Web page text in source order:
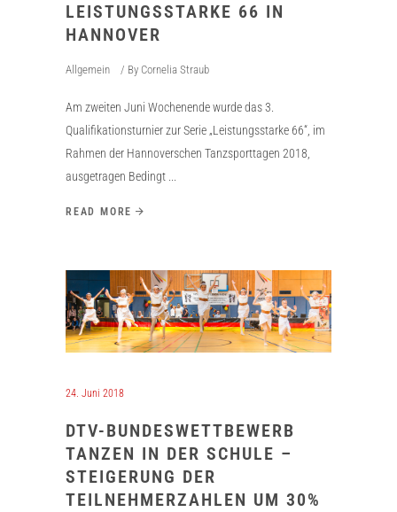
LEISTUNGSSTARKE 66 IN
HANNOVER
Allgemein By Cornelia Straub
Am zweiten Juni Wochenende wurde das 3.
Qualifikationsturnier zur Serie „Leistungsstarke 66“, im
Rahmen der Hannoverschen Tanzsporttagen 2018,
ausgetragen Bedingt
READ MORE
24. Juni 2018
DTV-BUNDESWETTBEWERB
TANZEN IN DER SCHULE –
STEIGERUNG DER
TEILNEHMERZAHLEN UM 30%